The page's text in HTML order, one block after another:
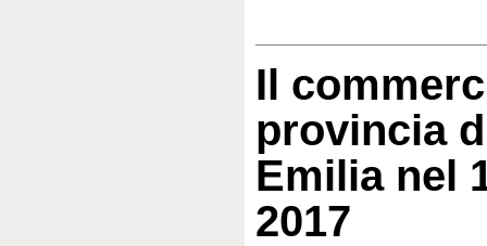
Il
provincia
Emilia nel
2017